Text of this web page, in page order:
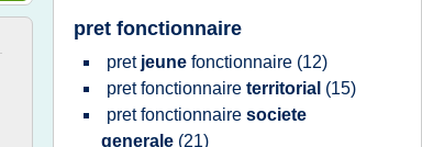
pret fonctionnaire
pret jeune fonctionnaire (12)
pret fonctionnaire territorial (15)
pret fonctionnaire societe
generale (21)